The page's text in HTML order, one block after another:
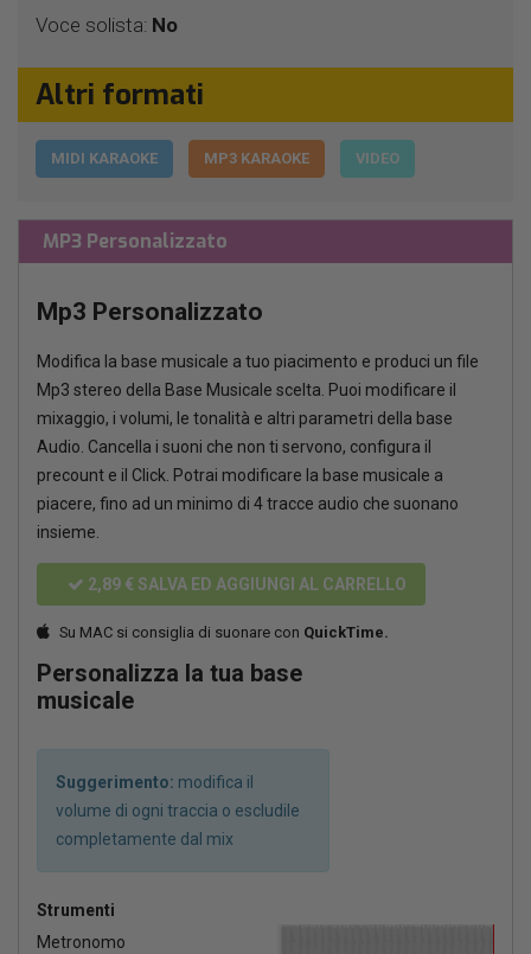
Voce solista: No
Altri formati
MIDI KARAOKE MP3 KARAOKE VIDEO
MP3 Personalizzato
Mp3 Personalizzato
Modifica la base musicale a tuo piacimento e produci un file
Mp3 stereo della Base Musicale scelta. Puoi modificare il
mixaggio, i volumi, le tonalità e altri parametri della base
Audio. Cancella i suoni che non ti servono, configura il
precount e il Click. Potrai modificare la base musicale a
piacere, fino ad un minimo di 4 tracce audio che suonano
insieme.
2,89 € SALVA ED AGGIUNGI AL CARRELLO
Su MAC si consiglia di suonare con QuickTime.
Personalizza la tua base
musicale
Suggerimento: modifica il
volume di ogni traccia o escludile
completamente dal mix
Strumenti
Metronomo